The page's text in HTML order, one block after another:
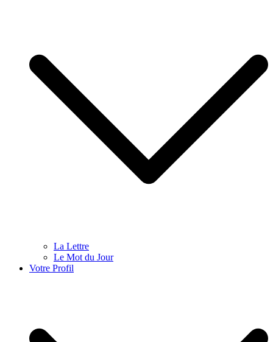
La Lettre
Le Mot du Jour
Votre Profil